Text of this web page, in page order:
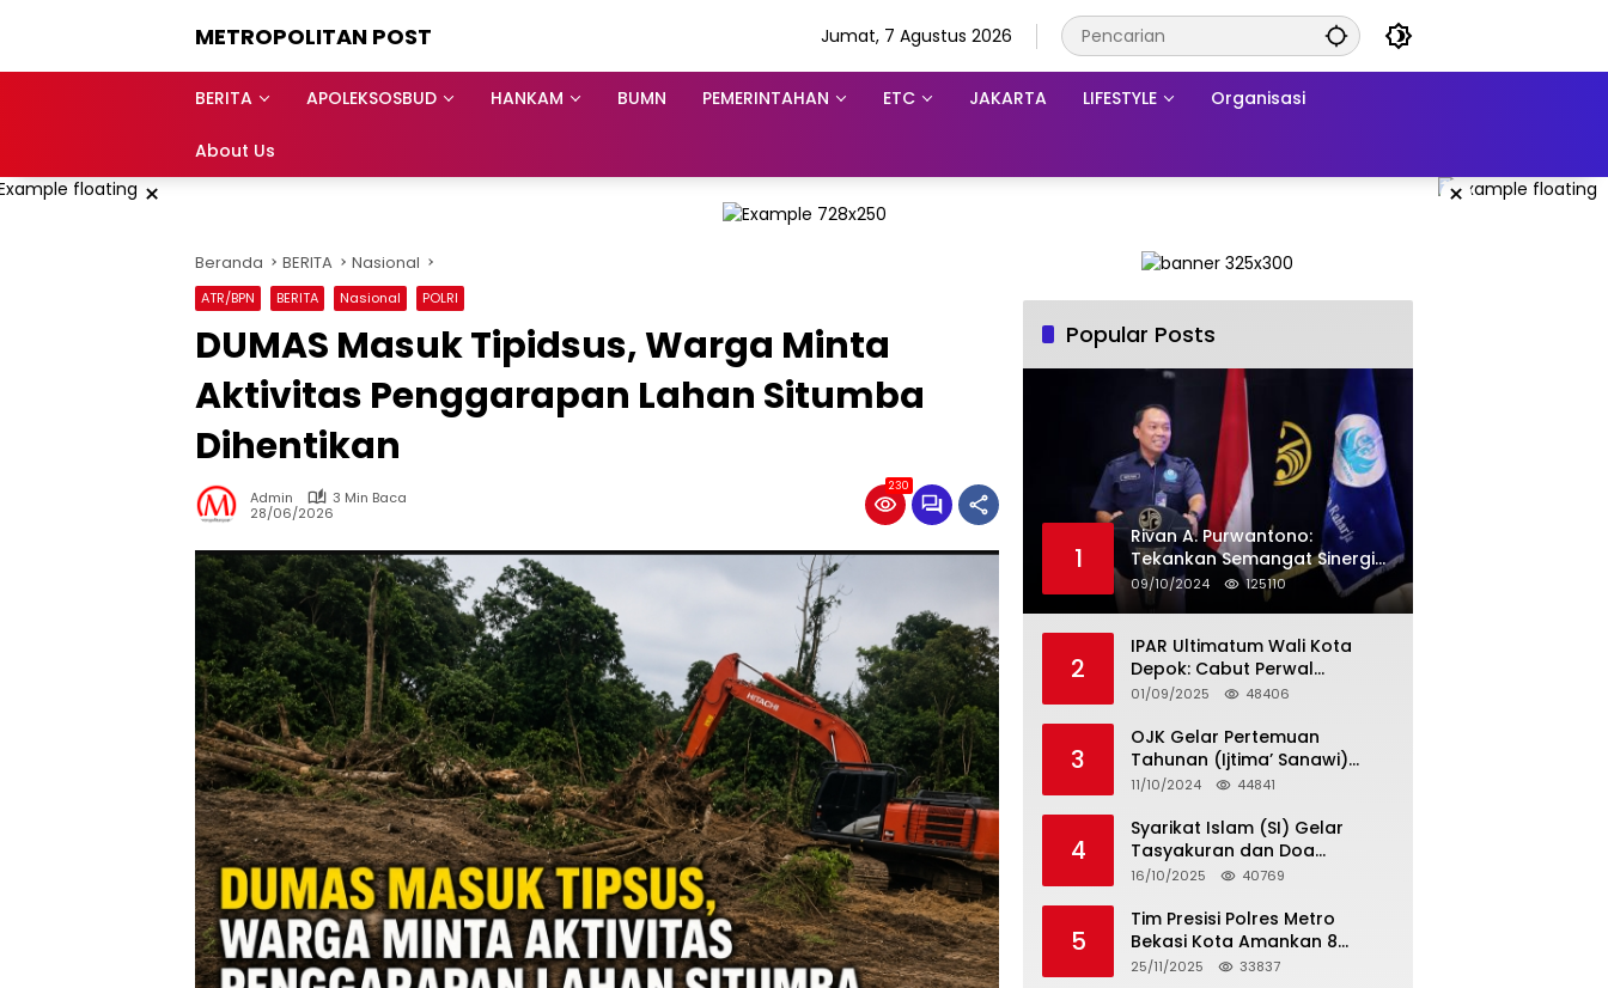
METROPOLITAN POST Jumat, 7 Agustus 2026
BERITA APOLEKSOSBUD HANKAM BUMN PEMERINTAHAN ETC JAKARTA LIFESTYLE Organisasi
About Us
× ×
Beranda BERITA Nasional
ATR/BPN BERITA Nasional POLRI
DUMAS Masuk Tipidsus, Warga Minta
Aktivitas Penggarapan Lahan Situmba
Dihentikan
Admin
3 Min Baca
28/06/2026
230
Popular Posts
1
Rivan A. Purwantono:
Tekankan Semangat Sinergi
dan Kolaborasi dalam
Rakernas Serikat Pekerja Jasa
09/10/2024 125110
2
IPAR Ultimatum Wali Kota
Depok: Cabut Perwal
Tunjangan DPRD Rp40 Juta
Aksi Rakyat
01/09/2025 48406
3
OJK Gelar Pertemuan
Tahunan (Ijtima’ Sanawi)
Dewan Pengawas Syariah
11/10/2024 44841
4
Syarikat Islam (SI) Gelar
Tasyakuran dan Doa
Bersama Organisasi
16/10/2025 40769
5
Tim Presisi Polres Metro
Bekasi Kota Amankan 8
Remaja Diduga Hendak
25/11/2025 33837